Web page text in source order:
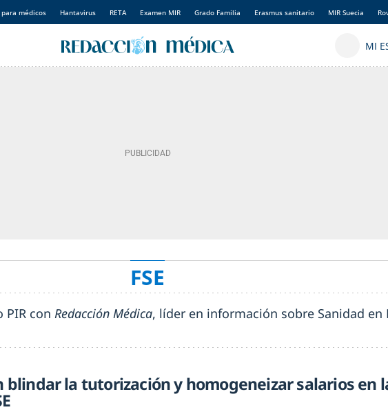
para médicos Hantavirus RETA Examen MIR Grado Familia Erasmus sanitario MIR Suecia
FSE
PIR con Redacción Médica, líder en información sobre Sanidad en
blindar la tutorización y homogeneizar salarios en